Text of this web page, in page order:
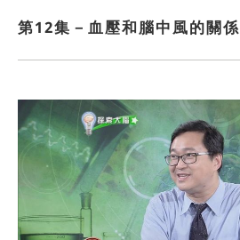
第12集－血壓和腦中風的關係